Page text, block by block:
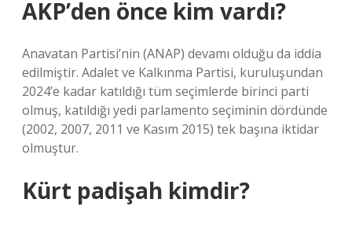
AKP’den önce kim vardı?
Anavatan Partisi’nin (ANAP) devamı olduğu da iddia
edilmiştir. Adalet ve Kalkınma Partisi, kuruluşundan
2024’e kadar katıldığı tüm seçimlerde birinci parti
olmuş, katıldığı yedi parlamento seçiminin dördünde
(2002, 2007, 2011 ve Kasım 2015) tek başına iktidar
olmuştur.
Kürt padişah kimdir?